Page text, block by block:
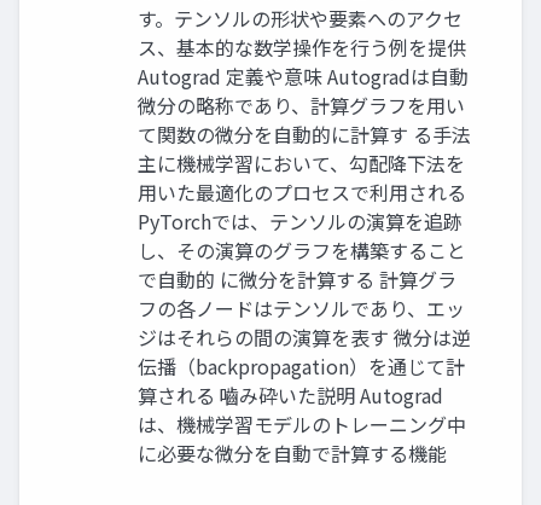
す。テンソルの形状や要素へのアクセ
ス、基本的な数学操作を行う例を提供
Autograd 定義や意味 Autogradは自動
微分の略称であり、計算グラフを用い
て関数の微分を自動的に計算す る手法
主に機械学習において、勾配降下法を
用いた最適化のプロセスで利用される
PyTorchでは、テンソルの演算を追跡
し、その演算のグラフを構築すること
で自動的 に微分を計算する 計算グラ
フの各ノードはテンソルであり、エッ
ジはそれらの間の演算を表す 微分は逆
伝播（backpropagation）を通じて計
算される 嚙み砕いた説明 Autograd
は、機械学習モデルのトレーニング中
に必要な微分を自動で計算する機能